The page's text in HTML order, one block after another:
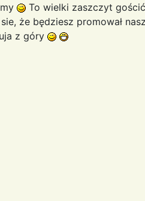
To wielki zaszczyt
że będziesz promował
z góry